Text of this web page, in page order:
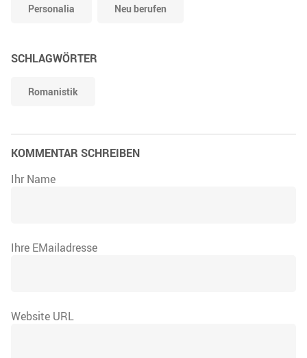
Personalia Neu berufen
SCHLAGWÖRTER
Romanistik
KOMMENTAR SCHREIBEN
Ihr Name
Ihre EMailadresse
Website URL